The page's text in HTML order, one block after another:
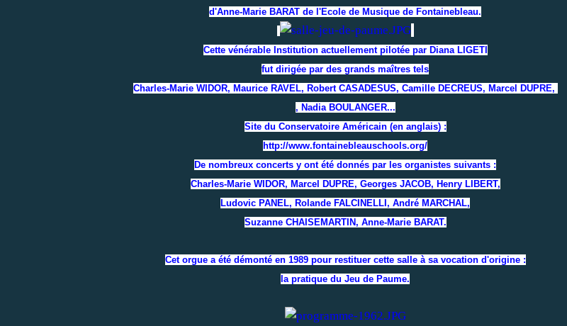
d'Anne-Marie BARAT de l'Ecole de Musique de Fontainebleau.
Cette vénérable Institution actuellement pilotée par Diana LIGETI
fut dirigée par des grands maîtres tels
Charles-Marie WIDOR, Maurice RAVEL, Robert CASADESUS, Camille DECREUS, Marcel DUPRE,
, Nadia BOULANGER...
Site du Conservatoire Américain (en anglais) :
http://www.fontainebleauschools.org/
De nombreux concerts y ont été donnés par les organistes suivants :
Charles-Marie WIDOR, Marcel DUPRE, Georges JACOB, Henry LIBERT,
Ludovic PANEL, Rolande FALCINELLI, André MARCHAL,
Suzanne CHAISEMARTIN, Anne-Marie BARAT.
Cet orgue a été démonté en 1989 pour restituer cette salle à sa vocation d'origine :
la pratique du Jeu de Paume.